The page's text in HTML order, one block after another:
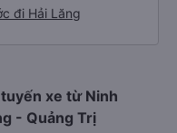
đi Hải Lăng
xe từ Ninh
- Quảng Trị